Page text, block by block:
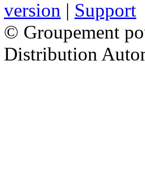
version | Support
© Groupement
Distribution